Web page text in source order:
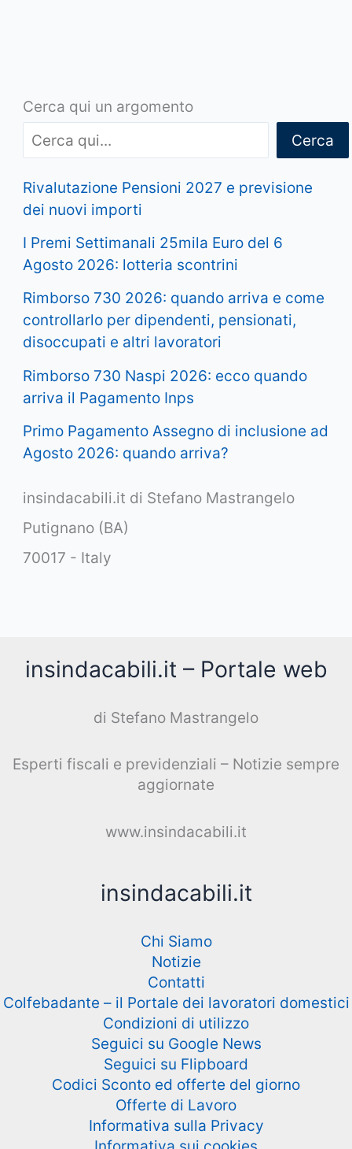
Cerca qui un argomento
Cerca
Rivalutazione Pensioni 2027 e previsione
dei nuovi importi
I Premi Settimanali 25mila Euro del 6
Agosto 2026: lotteria scontrini
Rimborso 730 2026: quando arriva e come
controllarlo per dipendenti, pensionati,
disoccupati e altri lavoratori
Rimborso 730 Naspi 2026: ecco quando
arriva il Pagamento Inps
Primo Pagamento Assegno di inclusione ad
Agosto 2026: quando arriva?
insindacabili.it di Stefano Mastrangelo
Putignano (BA)
70017 - Italy
insindacabili.it – Portale web
di Stefano Mastrangelo
Esperti fiscali e previdenziali – Notizie sempre
aggiornate
www.insindacabili.it
insindacabili.it
Chi Siamo
Notizie
Contatti
Colfebadante – il Portale dei lavoratori domestici
Condizioni di utilizzo
Seguici su Google News
Seguici su Flipboard
Codici Sconto ed offerte del giorno
Offerte di Lavoro
Informativa sulla Privacy